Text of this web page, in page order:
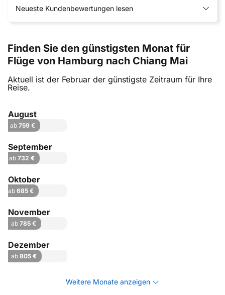
Neueste Kundenbewertungen lesen
Finden Sie den günstigsten Monat für
Flüge von Hamburg nach Chiang Mai
Aktuell ist der Februar der günstigste Zeitraum für Ihre
Reise.
August
ab759 €
September
ab 732 €
Oktober
ab 685 €
November
ab 785 €
Dezember
ab 805 €
Weitere Monate anzeigen